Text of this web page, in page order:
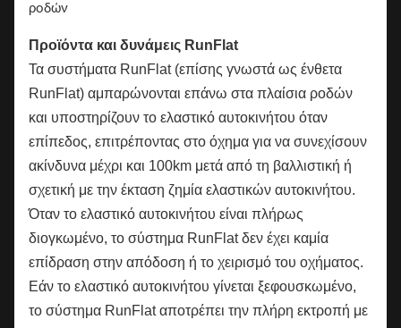
ροδών
Προϊόντα και δυνάμεις RunFlat
Τα συστήματα RunFlat (επίσης γνωστά ως ένθετα
RunFlat) αμπαρώνονται επάνω στα πλαίσια ροδών
και υποστηρίζουν το ελαστικό αυτοκινήτου όταν
επίπεδος, επιτρέποντας στο όχημα για να συνεχίσουν
ακίνδυνα μέχρι και 100km μετά από τη βαλλιστική ή
σχετική με την έκταση ζημία ελαστικών αυτοκινήτου.
Όταν το ελαστικό αυτοκινήτου είναι πλήρως
διογκωμένο, το σύστημα RunFlat δεν έχει καμία
επίδραση στην απόδοση ή το χειρισμό του οχήματος.
Εάν το ελαστικό αυτοκινήτου γίνεται ξεφουσκωμένο,
το σύστημα RunFlat αποτρέπει την πλήρη εκτροπή με